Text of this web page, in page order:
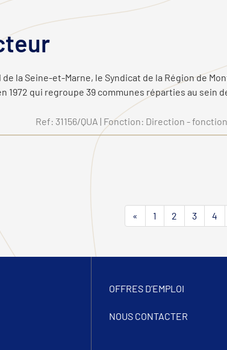
de la Seine-et-Marne, le Syndicat de la Région de
1972 qui regroupe 39 communes réparties au
Ref: 31156/QUA | Fonction: Direction -
« 1 2 3 4
OFFRES D’EMPLOI
NOUS CONTACTER